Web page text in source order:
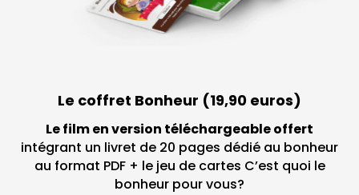
Le coffret Bonheur (19,90 euros)
Le film en version téléchargeable offert
intégrant un livret de 20 pages dédié au bonheur
au format PDF + le jeu de cartes C’est quoi le
bonheur pour vous?